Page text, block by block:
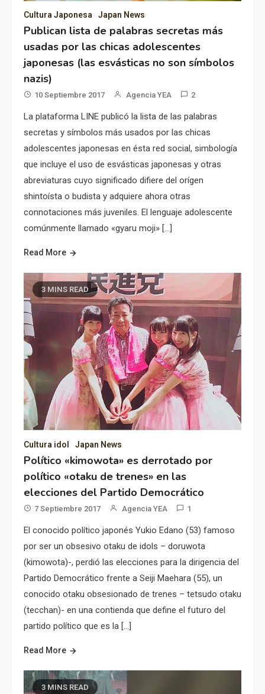
Cultura Japonesa Japan News
Publican lista de palabras secretas más
usadas por las chicas adolescentes
japonesas (las esvásticas no son símbolos
nazis)
10 Septiembre 2017 Agencia YEA 2
La plataforma LINE publicó la lista de las palabras
secretas y símbolos más usados por las chicas
adolescentes japonesas en ésta red social, simbología
que incluye el uso de esvásticas japonesas y otras
abreviaturas cuyo significado difiere del orígen
shintoísta o budista y adquiere ahora otras
connotaciones más juveniles. El lenguaje adolescente
comúnmente llamado «gyaru moji» […]
Read More
3 MINS READ
Cultura idol Japan News
Político «kimowota» es derrotado por
político «otaku de trenes» en las
elecciones del Partido Democrático
7 Septiembre 2017 Agencia YEA 1
El conocido político japonés Yukio Edano (53) famoso
por ser un obsesivo otaku de idols – doruwota
(kimowota)-, perdió las elecciones para la dirigencia del
Partido Democrático frente a Seiji Maehara (55), un
conocido otaku obsesionado de trenes – tetsudo otaku
(tecchan)- en una contienda que define el futuro del
partido político que es la […]
Read More
3 MINS READ